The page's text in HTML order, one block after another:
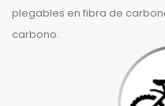
plegables en fibra de
carbono.